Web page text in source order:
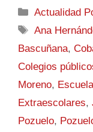
Actualidad
Ana
Bascuñana,
Colegios
Moreno,
Extraescolares,
Pozuelo,